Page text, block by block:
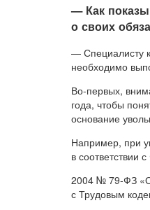
— Как
о своих
— Специалисту
необходимо
Во-первых,
года, чтобы
основание
Например, при
в соответствии
2004 № 79-ФЗ «О
с Трудовым